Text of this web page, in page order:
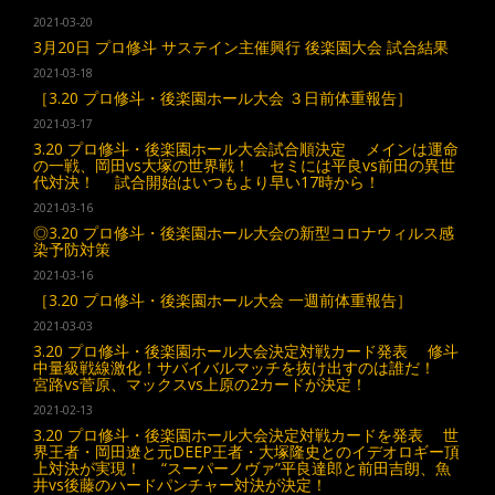
2021-03-20
3月20日 プロ修斗 サステイン主催興行 後楽園大会 試合結果
2021-03-18
［3.20 プロ修斗・後楽園ホール大会 ３日前体重報告］
2021-03-17
3.20 プロ修斗・後楽園ホール大会試合順決定 メインは運命
の一戦、岡田vs大塚の世界戦！ セミには平良vs前田の異世
代対決！ 試合開始はいつもより早い17時から！
2021-03-16
◎3.20 プロ修斗・後楽園ホール大会の新型コロナウィルス感
染予防対策
2021-03-16
［3.20 プロ修斗・後楽園ホール大会 一週前体重報告］
2021-03-03
3.20 プロ修斗・後楽園ホール大会決定対戦カード発表 修斗
中量級戦線激化！サバイバルマッチを抜け出すのは誰だ！
宮路vs菅原、マックスvs上原の2カードが決定！
2021-02-13
3.20 プロ修斗・後楽園ホール大会決定対戦カードを発表 世
界王者・岡田遼と元DEEP王者・大塚隆史とのイデオロギー頂
上対決が実現！ “スーパーノヴァ”平良達郎と前田吉朗、魚
井vs後藤のハードパンチャー対決が決定！